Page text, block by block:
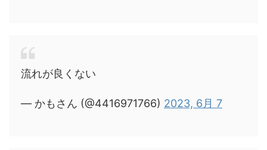
流れが良くない
— かもさん (@4416971766) 2023, 6月 7